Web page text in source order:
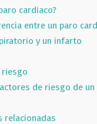
cardiaco?
entre un paro
y un infarto
de riesgo de un
relacionadas